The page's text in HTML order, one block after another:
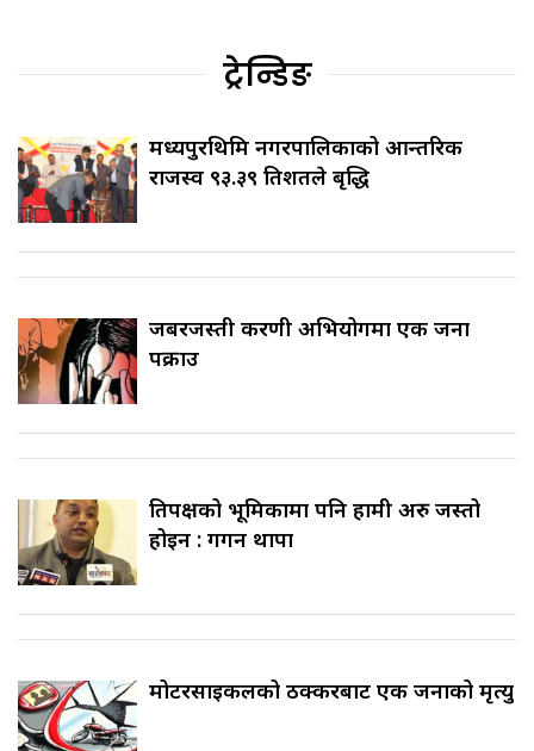
ट्रेन्डिङ
मध्यपुरथिमि नगरपालिकाको आन्तरिक
राजस्व ९३.३९ प्रतिशतले बृद्धि
जबरजस्ती करणी अभियोगमा एक जना
पक्राउ
प्रतिपक्षको भूमिकामा पनि हामी अरु जस्तो
होइन : गगन थापा
मोटरसाइकलको ठक्करबाट एक जनाको मृत्यु